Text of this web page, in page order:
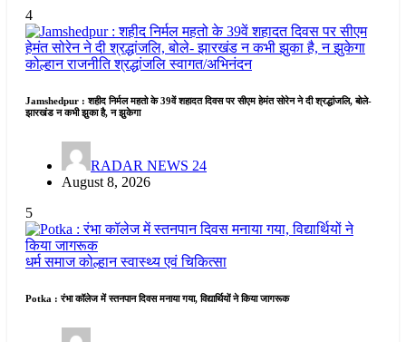
4
कोल्हानराजनीतिश्रद्धांजलिस्वागत/अभिनंदन
Jamshedpur : शहीद निर्मल महतो के 39वें शहादत दिवस पर सीएम हेमंत सोरेन ने दी श्रद्धांजलि, बोले-
झारखंड न कभी झुका है, न झुकेगा
RADAR NEWS 24
August 8, 2026
5
धर्म समाजकोल्हानस्वास्थ्य एवं चिकित्सा
Potka : रंभा कॉलेज में स्तनपान दिवस मनाया गया, विद्यार्थियों ने किया जागरूक